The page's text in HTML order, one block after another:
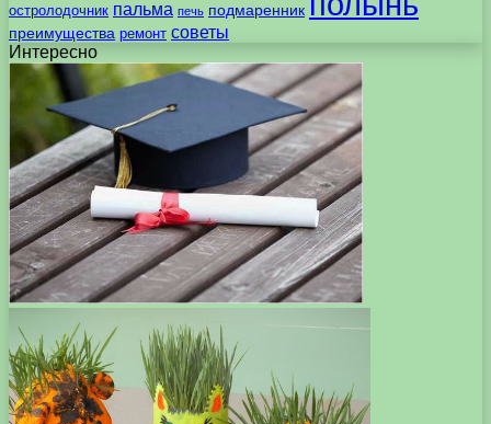
остролодочник пальма печь подмаренник
преимущества ремонт советы
Интересно